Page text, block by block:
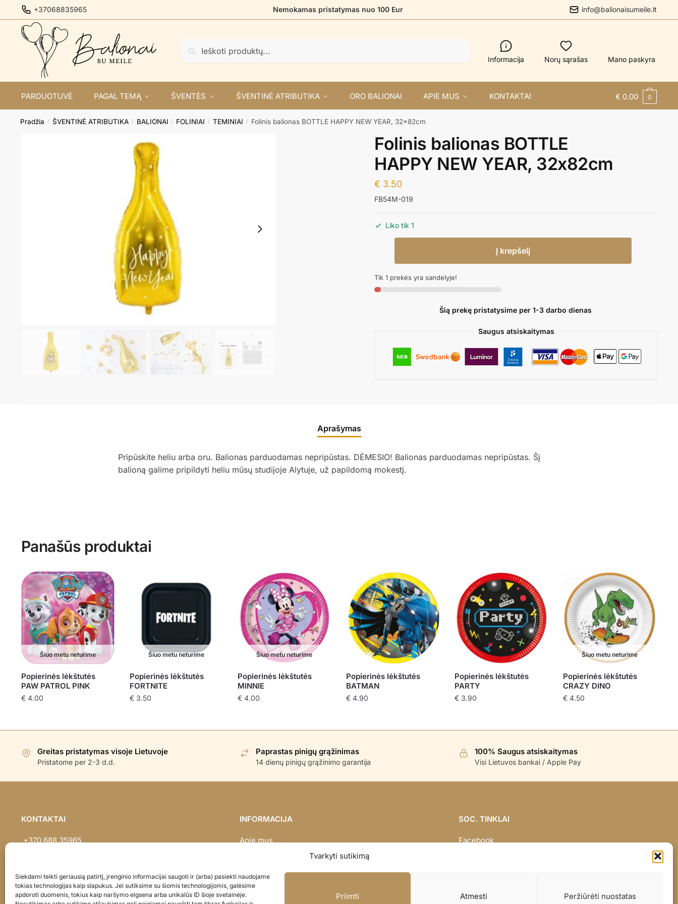
Tvarkyti sutikimą
Siekdami teikti geriausią patirtį, įrenginio informacijai saugoti ir (arba) pasiekti naudojame
tokias technologijas kaip slapukus. Jei sutiksime su šiomis technologijomis, galėsime
apdoroti duomenis, tokius kaip naršymo elgsena arba unikalūs ID šioje svetainėje.
Priimti Atmesti Peržiūrėti nuostatas
to
navigation
to
content
+37068835965 Nemokamas pristatymas nuo 100 Eur info@balionaisumeile.lt
Informacija Norų sąrašas Mano paskyra
PARDUOTUVĖ PAGAL TEMĄ ŠVENTĖS ŠVENTINĖ ATRIBUTIKA ORO BALIONAI APIE MUS KONTAKTAI € 0.00 0
Pradžia / ŠVENTINĖ ATRIBUTIKA / BALIONAI / FOLINIAI / TEMINIAI / Folinis balionas BOTTLE HAPPY NEW YEAR, 32x82cm
Folinis balionas BOTTLE
HAPPY NEW YEAR, 32x82cm
€ 3.50
FB54M-019
Liko tik 1
balionas
BOTTLE
Į krepšelį
Tik 1 prekės yra sandelyje!
Šią prekę pristatysime per 1-3 darbo dienas
Saugus atsiskaitymas
Aprašymas
Pripūskite heliu arba oru. Balionas parduodamas nepripūstas. DĖMESIO! Balionas parduodamas nepripūstas. Šį
balioną galime pripildyti heliu mūsų studijoje Alytuje, už papildomą mokestį.
Panašūs produktai
Šiuo metu neturime
Popierinės lėkštutės
PAW PATROL PINK
€4.00
Šiuo metu neturime
Popierinės lėkštutės
FORTNITE
€3.50
Šiuo metu neturime
Popierinės lėkštutės
MINNIE
€ 4.00
Popierinės lėkštutės
BATMAN
€ 4.90
Popierinės lėkštutės
PARTY
€ 3.90
Šiuo metu neturime
Popierinės lėkštutės
CRAZY DINO
€4.50
Greitas pristatymas visoje Lietuvoje
Pristatome per 2-3 d.d.
Paprastas pinigų grąžinimas
14 dienų pinigų grąžinimo garantija
100% Saugus atsiskaitymas
Visi Lietuvos bankai / Apple Pay
KONTAKTAI
+370 688 35965
INFORMACIJA
Apie mus
Privatumo politika
Parduotuvės politika
SOC. TINKLAI
Facebook